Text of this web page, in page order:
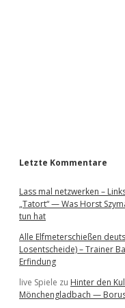
Letzte Kommentare
Lass mal netzwerken –
„Tatort“ — Was Horst
tun hat
Alle Elfmeterschießen
Losentscheide) – Trainer
Erfindung
live Spiele zu Hinter den
Mönchengladbach —